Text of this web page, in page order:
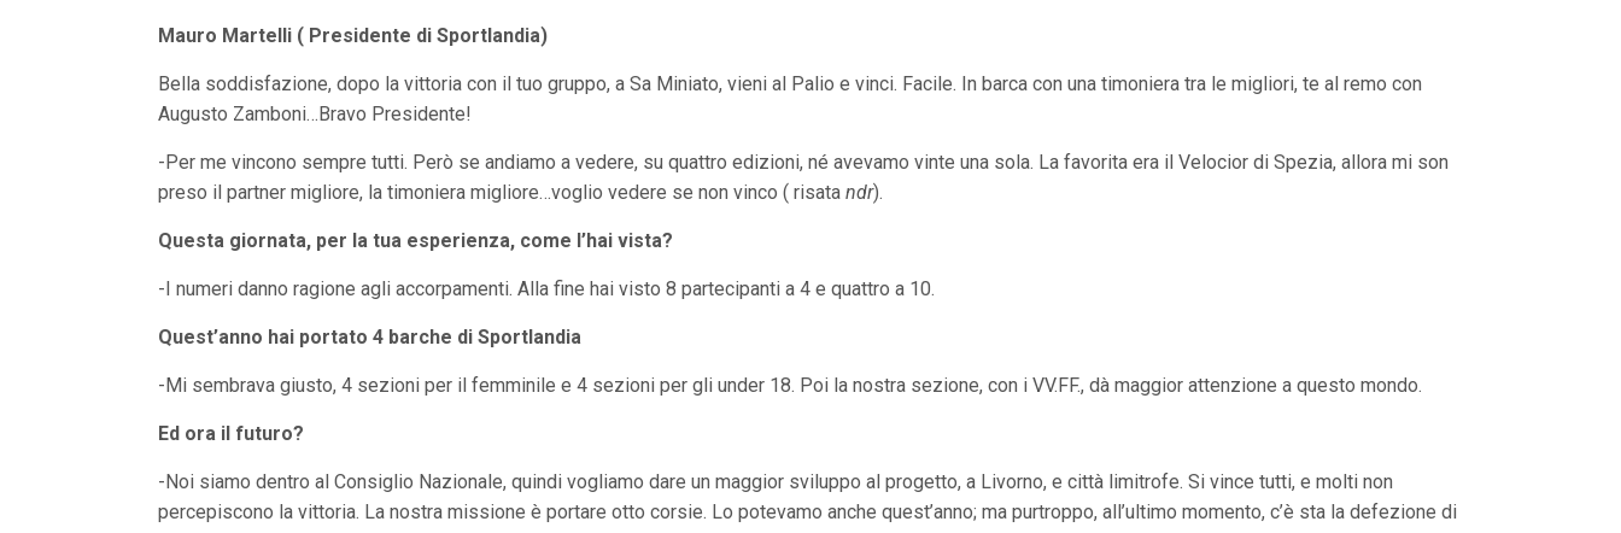
Mauro Martelli ( Presidente di Sportlandia)
Bella soddisfazione, dopo la vittoria con il tuo gruppo, a Sa Miniato, vieni al Palio e vinci. Facile. In barca con una timoniera tra le migliori, te al remo con
Augusto Zamboni…Bravo Presidente!
-Per me vincono sempre tutti. Però se andiamo a vedere, su quattro edizioni, né avevamo vinte una sola. La favorita era il Velocior di Spezia, allora mi son
preso il partner migliore, la timoniera migliore…voglio vedere se non vinco ( risatandr).
Questa giornata, per la tua esperienza, come l’hai vista?
-I numeri danno ragione agli accorpamenti. Alla fine hai visto 8 partecipanti a 4 e quattro a 10.
Quest’anno hai portato 4 barche di Sportlandia
-Mi sembrava giusto, 4 sezioni per il femminile e 4 sezioni per gli under 18. Poi la nostra sezione, con i VV.FF., dà maggior attenzione a questo mondo.
Ed ora il futuro?
-Noi siamo dentro al Consiglio Nazionale, quindi vogliamo dare un maggior sviluppo al progetto, a Livorno, e città limitrofe. Si vince tutti, e molti non
percepiscono la vittoria. La nostra missione è portare otto corsie. Lo potevamo anche quest’anno; ma purtroppo, all’ultimo momento, c’è sta la defezione di